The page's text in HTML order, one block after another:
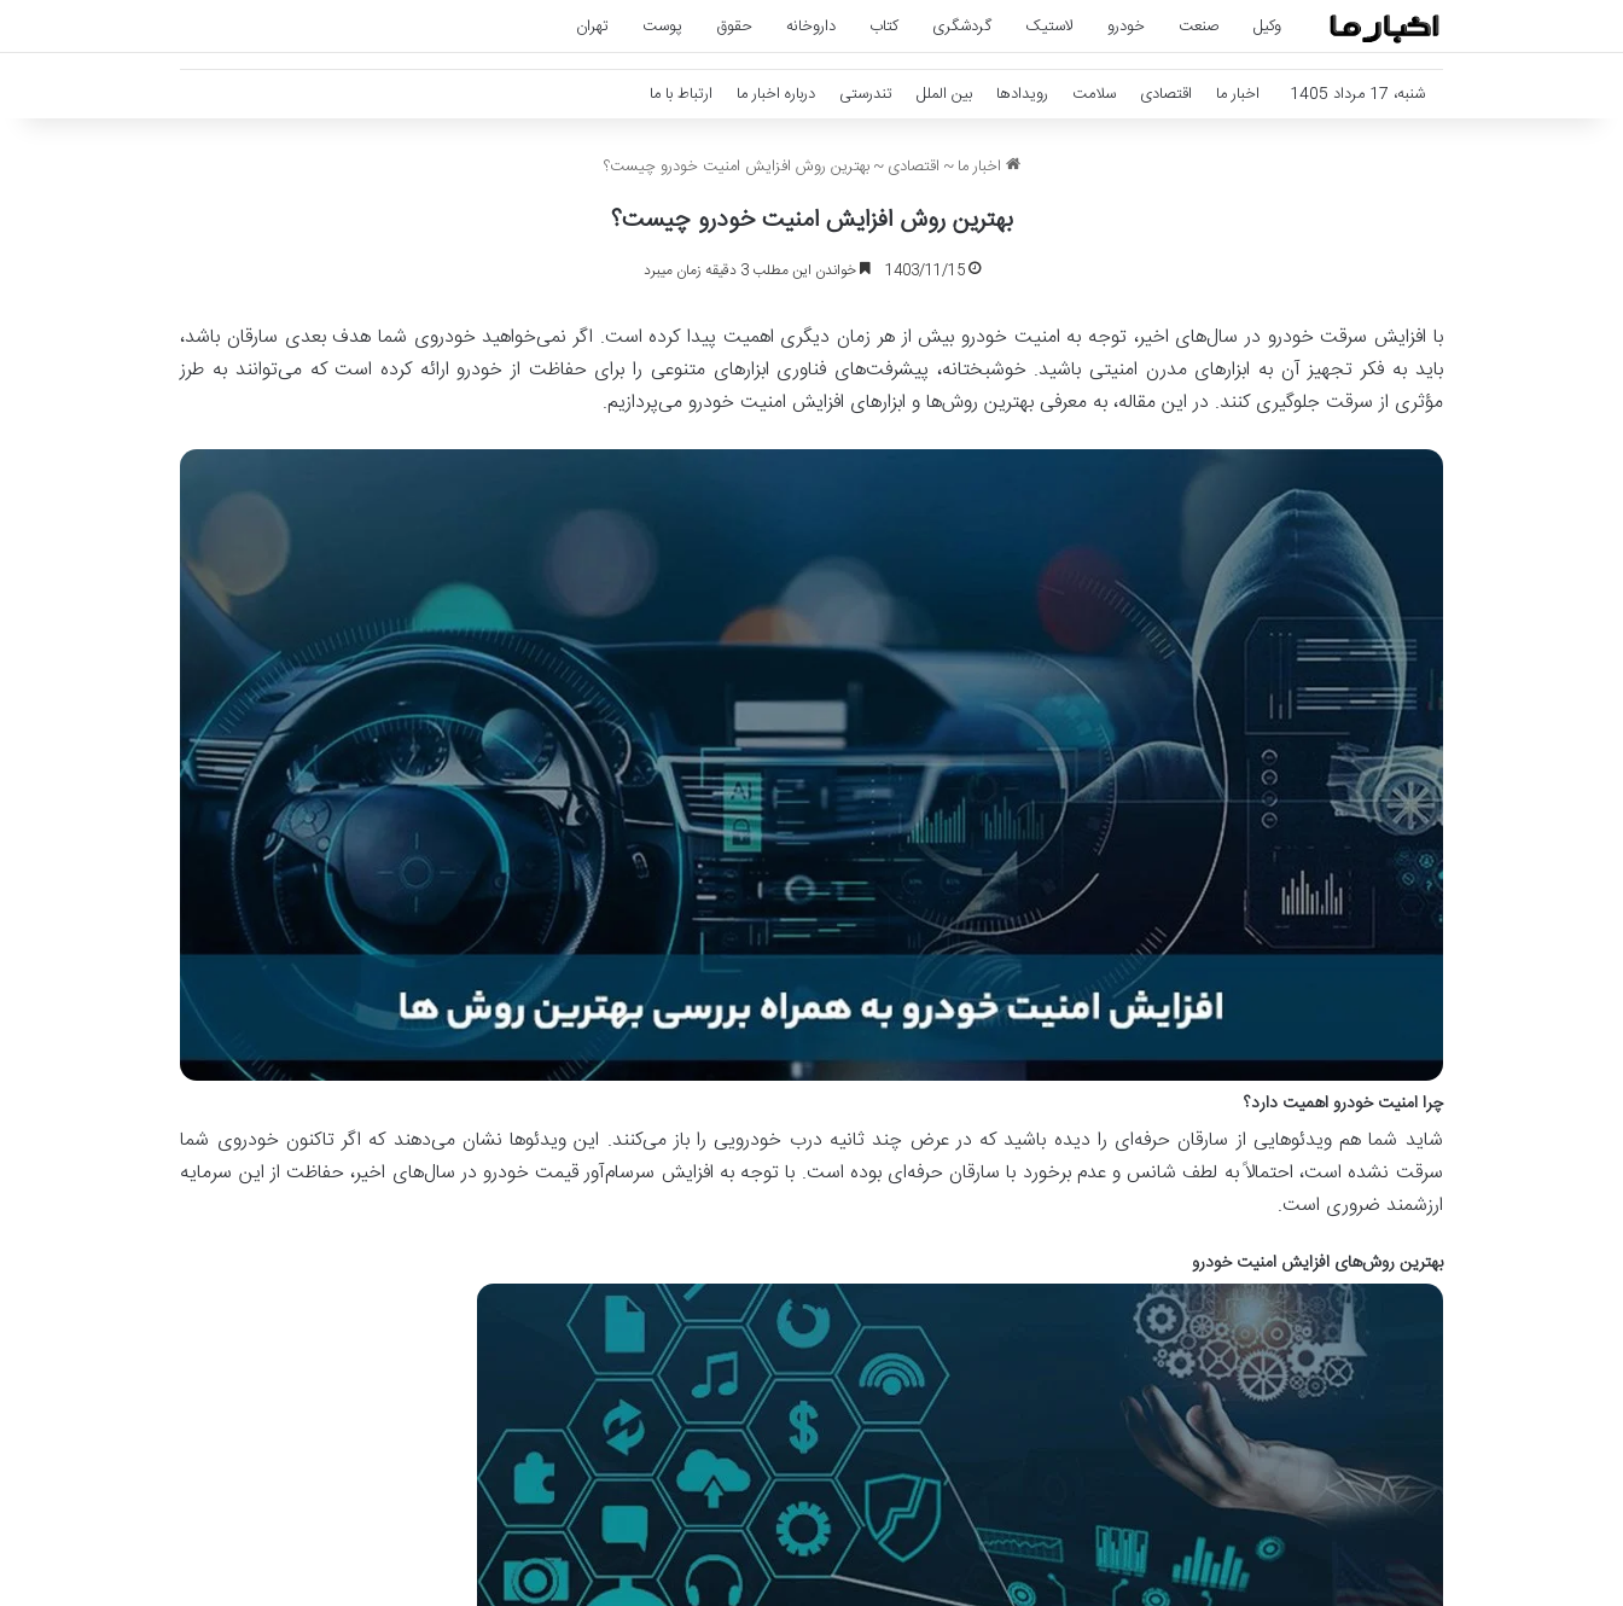
وکیل صنعت خودرو لاستیک گردشگری کتاب داروخانه حقوق پوست تهران
شنبه، 17 مرداد 1405 اخبار ما اقتصادی سلامت رویدادها بین الملل تندرستی درباره اخبار ما ارتباط با ما
اخبار ما ~ اقتصادی ~ بهترین روش افزایش امنیت خودرو چیست؟
بهترین روش افزایش امنیت خودرو چیست؟
1403/11/15 خواندن این مطلب 3 دقیقه زمان میبرد
با افزایش سرقت خودرو در سال‌های اخیر، توجه به امنیت خودرو بیش از هر زمان دیگری اهمیت پیدا کرده است. اگر نمی‌خواهید خودروی شما هدف بعدی سارقان باشد،
باید به فکر تجهیز آن به ابزارهای مدرن امنیتی باشید. خوشبختانه، پیشرفت‌های فناوری ابزارهای متنوعی را برای حفاظت از خودرو ارائه کرده است که می‌توانند به طرز
مؤثری از سرقت جلوگیری کنند. در این مقاله، به معرفی بهترین روش‌ها و ابزارهای افزایش امنیت خودرو می‌پردازیم.
چرا امنیت خودرو اهمیت دارد؟
شاید شما هم ویدئوهایی از سارقان حرفه‌ای را دیده باشید که در عرض چند ثانیه درب خودرویی را باز می‌کنند. این ویدئوها نشان می‌دهند که اگر تاکنون خودروی شما
سرقت نشده است، احتمالاً به لطف شانس و عدم برخورد با سارقان حرفه‌ای بوده است. با توجه به افزایش سرسام‌آور قیمت خودرو در سال‌های اخیر، حفاظت از این سرمایه
ارزشمند ضروری است.
بهترین روش‌های افزایش امنیت خودرو